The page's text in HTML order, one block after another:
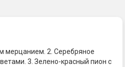
мерцанием. 2. Серебряное
3. Зелено-красный пион с